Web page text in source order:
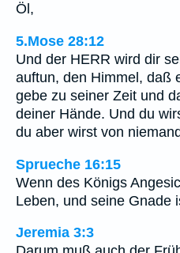
Öl,
5.Mose 28:12
Und der HERR wird dir
auftun, den Himmel, daß
gebe zu seiner Zeit und
deiner Hände. Und du
du aber wirst von
Sprueche 16:15
Wenn des Königs
Leben, und seine Gnade
Jeremia 3:3